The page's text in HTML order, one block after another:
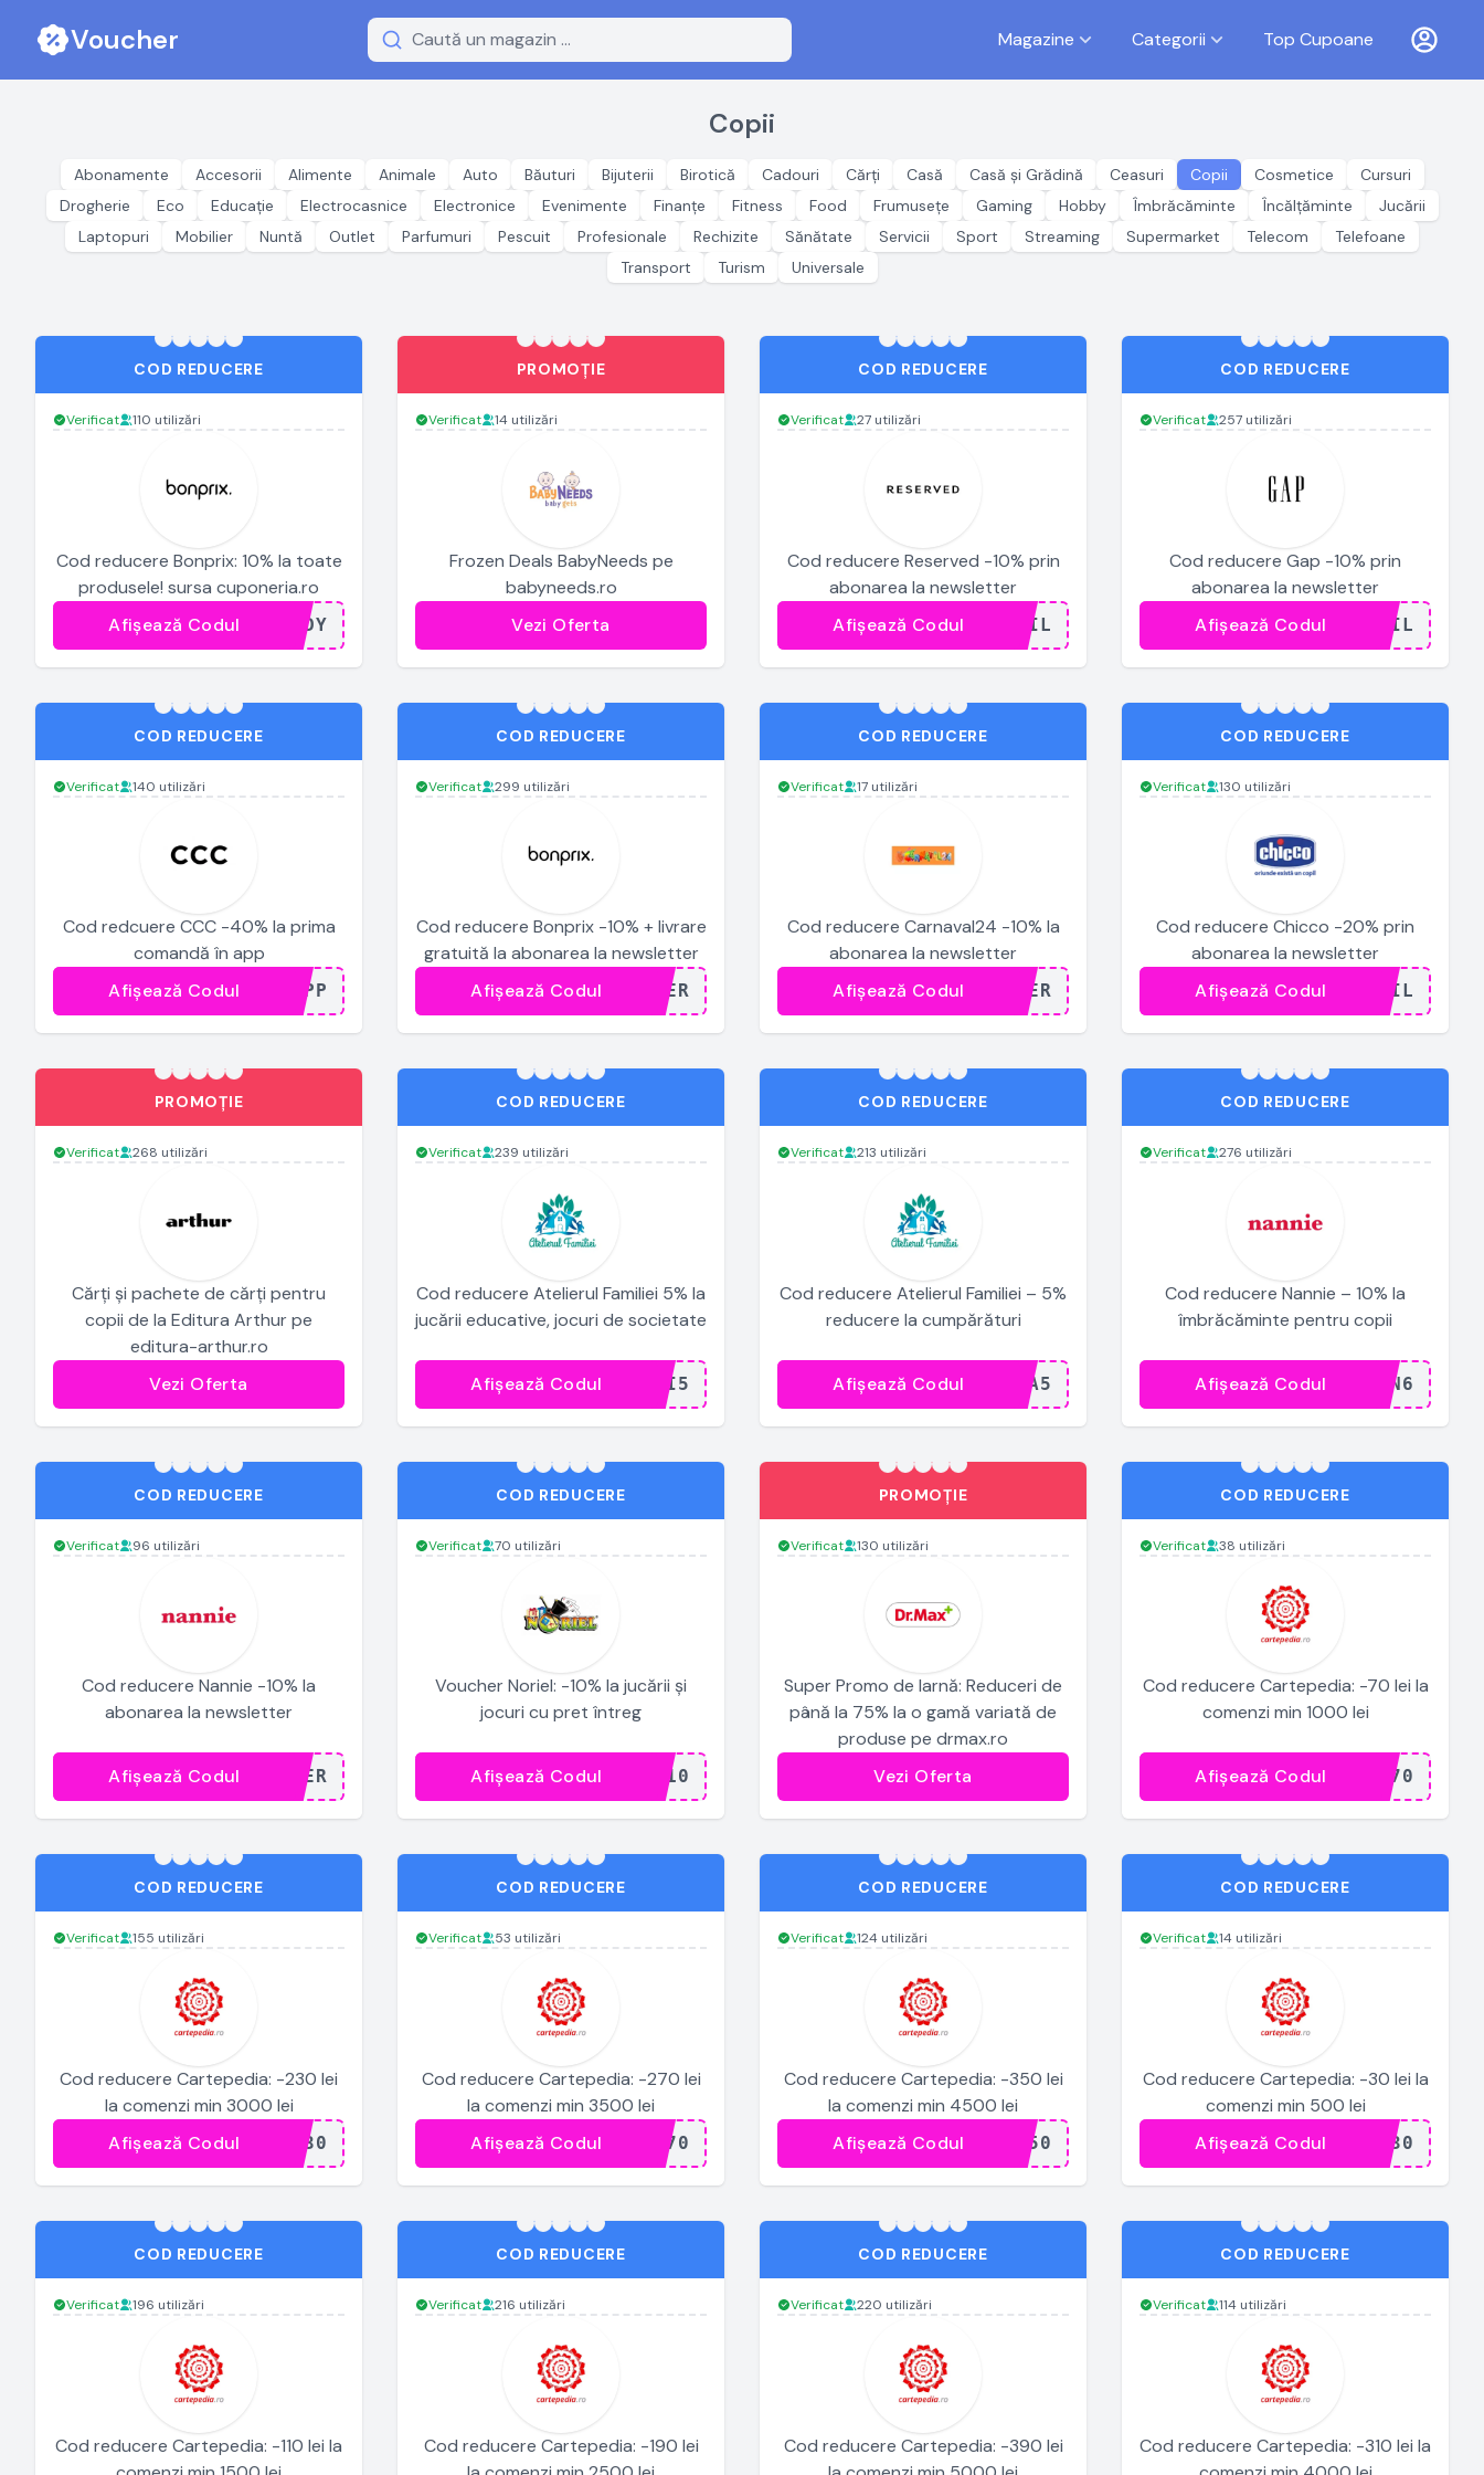
Voucher Magazine Categorii Top Cupoane
Copii
Abonamente Accesorii Alimente Animale Auto Băuturi Bijuterii Birotică Cadouri Cărți Casă Casă și Grădină Ceasuri Copii Cosmetice
Cursuri
Drogherie
Eco Educație Electrocasnice Electronice Evenimente Finanțe Fitness Food Frumusețe Gaming Hobby Îmbrăcăminte Încălțăminte
Jucării
Laptopuri
Mobilier Nuntă Outlet Parfumuri Pescuit Profesionale Rechizite Sănătate Servicii Sport Streaming Supermarket Telecom
Telefoane
Transport
Turism Universale
COD REDUCERE
Verificat 110 utilizări
Cod reducere Bonprix: 10% la toate
produsele! sursa cuponeria.ro
...ODY
Afișează Codul
PROMOȚIE
Verificat 14 utilizări
Frozen Deals BabyNeeds pe
babyneeds.ro
Vezi Oferta
COD REDUCERE
Verificat 27 utilizări
Cod reducere Reserved -10% prin
abonarea la newsletter
...AIL
Afișează Codul
COD REDUCERE
Verificat 257 utilizări
Cod reducere Gap -10% prin
abonarea la newsletter
...AIL
Afișează Codul
COD REDUCERE
Verificat 140 utilizări
Cod redcuere CCC -40% la prima
comandă în app
...APP
Afișează Codul
COD REDUCERE
Verificat 299 utilizări
Cod reducere Bonprix -10% + livrare
gratuită la abonarea la newsletter
...TER
Afișează Codul
COD REDUCERE
Verificat 17 utilizări
Cod reducere Carnaval24 -10% la
abonarea la newsletter
...TER
Afișează Codul
COD REDUCERE
Verificat 130 utilizări
Cod reducere Chicco -20% prin
abonarea la newsletter
...AIL
Afișează Codul
PROMOȚIE
Verificat 268 utilizări
Cărți și pachete de cărți pentru
copii de la Editura Arthur pe
editura-arthur.ro
Vezi Oferta
COD REDUCERE
Verificat 239 utilizări
Cod reducere Atelierul Familiei 5% la
jucării educative, jocuri de societate
...RI5
Afișează Codul
COD REDUCERE
Verificat 213 utilizări
Cod reducere Atelierul Familiei – 5%
reducere la cumpărături
...RA5
Afișează Codul
COD REDUCERE
Verificat 276 utilizări
Cod reducere Nannie – 10% la
îmbrăcăminte pentru copii
...AN6
Afișează Codul
COD REDUCERE
Verificat 96 utilizări
Cod reducere Nannie -10% la
abonarea la newsletter
...TER
Afișează Codul
COD REDUCERE
Verificat 70 utilizări
Voucher Noriel: -10% la jucării și
jocuri cu pret întreg
...S10
Afișează Codul
PROMOȚIE
Verificat 130 utilizări
Super Promo de Iarnă: Reduceri de
până la 75% la o gamă variată de
produse pe drmax.ro
Vezi Oferta
COD REDUCERE
Verificat 38 utilizări
Cod reducere Cartepedia: -70 lei la
comenzi min 1000 lei
...A70
Afișează Codul
COD REDUCERE
Verificat 155 utilizări
Cod reducere Cartepedia: -230 lei
la comenzi min 3000 lei
...230
Afișează Codul
COD REDUCERE
Verificat 53 utilizări
Cod reducere Cartepedia: -270 lei
la comenzi min 3500 lei
...270
Afișează Codul
COD REDUCERE
Verificat 124 utilizări
Cod reducere Cartepedia: -350 lei
la comenzi min 4500 lei
...350
Afișează Codul
COD REDUCERE
Verificat 14 utilizări
Cod reducere Cartepedia: -30 lei la
comenzi min 500 lei
...A30
Afișează Codul
COD REDUCERE
Verificat 196 utilizări
Cod reducere Cartepedia: -110 lei la
COD REDUCERE
Verificat 216 utilizări
Cod reducere Cartepedia: -190 lei
COD REDUCERE
Verificat 220 utilizări
Cod reducere Cartepedia: -390 lei
COD REDUCERE
Verificat 114 utilizări
Cod reducere Cartepedia: -310 lei la